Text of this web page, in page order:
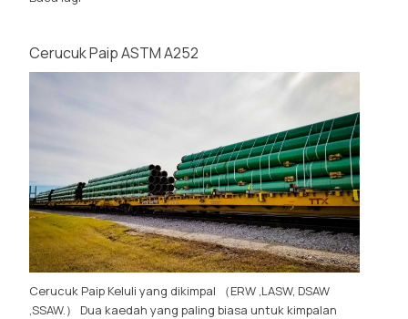
Cerucuk Paip ASTM A252
Cerucuk Paip Keluli yang dikimpal （ERW ,LASW, DSAW
,SSAW.） Dua kaedah yang paling biasa untuk kimpalan